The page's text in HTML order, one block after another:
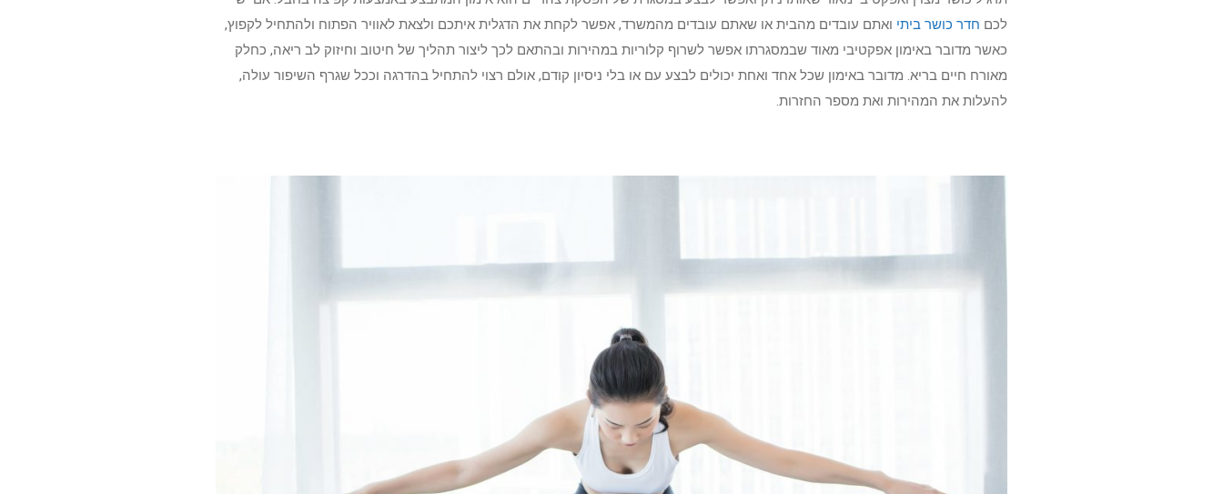
לכם חדר כושר ביתי ואתם עובדים מהבית או שאתם עובדים מהמשרד, אפשר לקחת את הדגלית איתכם ולצאת לאוויר הפתוח ולהתחיל לקפוץ,
כאשר מדובר באימון אפקטיבי מאוד שבמסגרתו אפשר לשרוף קלוריות במהירות ובהתאם לכך ליצור תהליך של חיטוב וחיזוק לב ריאה, כחלק
מאורח חיים בריא. מדובר באימון שכל אחד ואחת יכולים לבצע עם או בלי ניסיון קודם, אולם רצוי להתחיל בהדרגה וככל שגרף השיפור עולה,
להעלות את המהירות ואת מספר החזרות.